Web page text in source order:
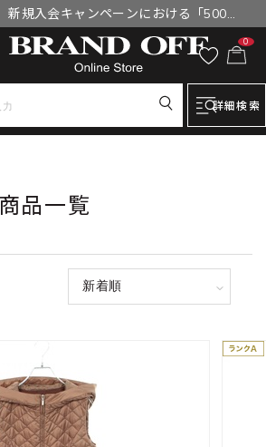
新規入会キャンペーンにおける「500円
ポン」付与漏れと補填について
0
詳細検索
品一覧